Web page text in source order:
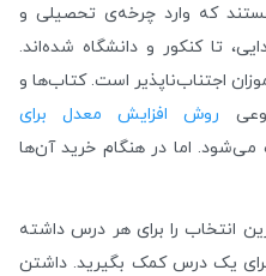
که وارد چرخه‌ی تحصیلی و
تا کنکور و دانشگاه شده‌اند.
اجتناب‌ناپذیر است. کتاب‌ها و
روش افزایش معدل برای
اما در هنگام خرید آن‌ها
انتخاب را برای هر درس داشته
یک درس کمک بگیرید. داشتن